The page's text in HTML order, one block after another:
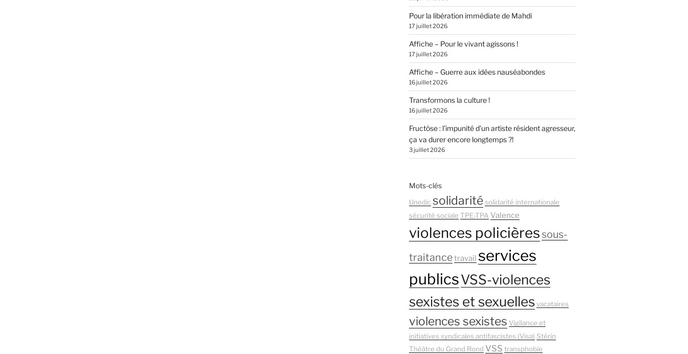
Pour la libération immédiate de Mahdi
17 juillet 2026
Affiche – Pour le vivant agissons !
17 juillet 2026
Affiche – Guerre aux idées nauséabondes
16 juillet 2026
Transformons la culture !
16 juillet 2026
Fructôse : l’impunité d’un artiste résident agresseur,
ça va durer encore longtemps ?!
3 juillet 2026
Mots-clés
Unedic solidarité solidarité internationale
sécurité sociale TPE-TPA Valence
violences policièressous-
traitancetravail services
publicsVSS-violences
sexistes et sexuelles vacataires
violences sexistes Vigilance et
initiatives syndicales antifascistes (Visa) Stérin
Théâtre du Grand Rond VSS transphobie